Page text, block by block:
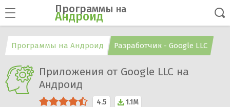
Программы на
Андроид
Программы на Андроид Разработчик - Google LLC
Приложения от Google LLC на
Андроид
4.5 1.1M